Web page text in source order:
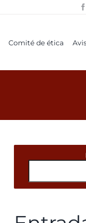
Comité de ética